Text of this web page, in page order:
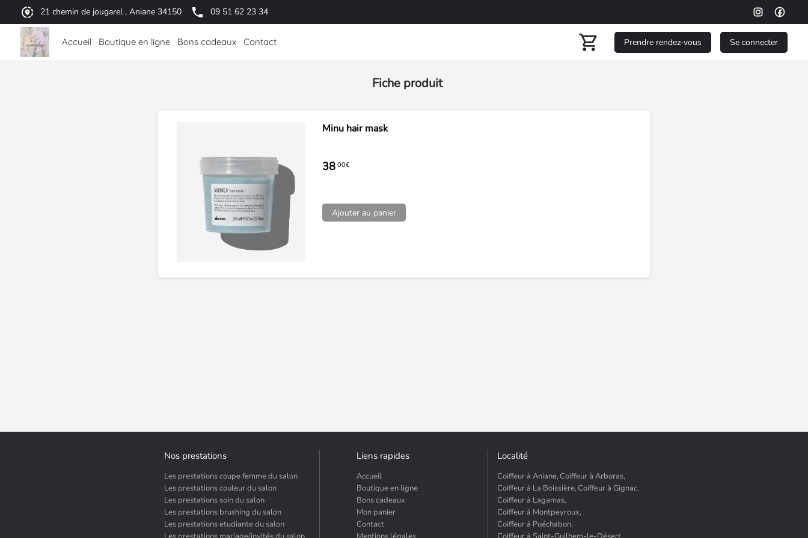
21 chemin de jougarel , Aniane 34150 09 51 62 23 34
Accueil Boutique en ligne Bons cadeaux Contact Prendre rendez-vous Se connecter
Fiche produit
Minu hair mask
38 00€
Ajouter au panier
Nos prestations
Les prestations coupe femme du salon
Les prestations couleur du salon
Les prestations soin du salon
Les prestations brushing du salon
Les prestations etudiante du salon
Liens rapides
Accueil
Boutique en ligne
Bons cadeaux
Mon panier
Contact
Localité
Coiffeur à Aniane, Coiffeur à Arboras,
Coiffeur à La Boissière, Coiffeur à Gignac,
Coiffeur à Lagamas,
Coiffeur à Montpeyroux,
Coiffeur à Puéchabon,